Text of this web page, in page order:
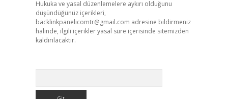
Hukuka ve yasal düzenlemelere aykırı olduğunu
düşündüğünüz içerikleri,
backlinkpanelicomtr@gmail.com adresine bildirmeniz
halinde, ilgili içerikler yasal süre içerisinde sitemizden
kaldırılacaktır.